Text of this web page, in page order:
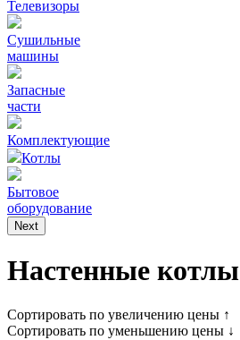
Телевизоры
Сушильные
машины
Запасные
части
Комплектующие
Котлы
Бытовое
оборудование
Next
Настенные котлы
Сортировать по увеличению цены ↑
Сортировать по уменьшению цены ↓